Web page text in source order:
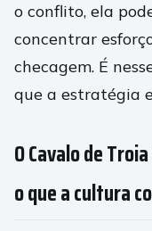
o conflito, ela
concentrar
checagem. É
que a estratégia
O Cavalo de
o que a cultura